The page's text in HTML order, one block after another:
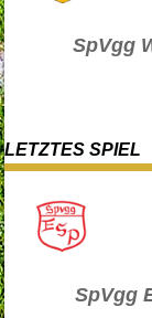
SpVgg
LETZTES SPIEL
SpVgg